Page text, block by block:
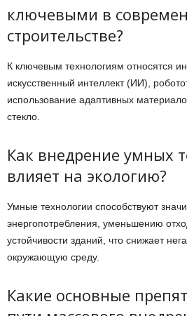
ключевыми в
строительстве?
К ключевым технологиям относятся
искусственный интеллект (ИИ),
использование адаптивных
стекло.
Как внедрение умных
влияет на экологию?
Умные технологии способствуют
энергопотребления, уменьшению
устойчивости зданий, что снижает
окружающую среду.
Какие основные